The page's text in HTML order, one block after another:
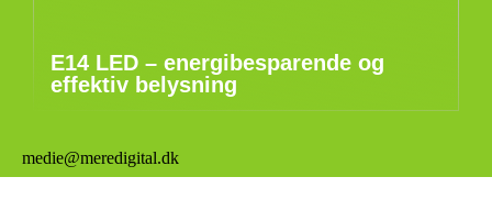
E14 LED – energibesparende og
effektiv belysning
medie@meredigital.dk